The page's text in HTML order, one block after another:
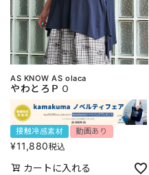
AS KNOW AS olaca
やわとろＰＯ
接触冷感素材 動画あり
¥11,880税込
カートに入れる